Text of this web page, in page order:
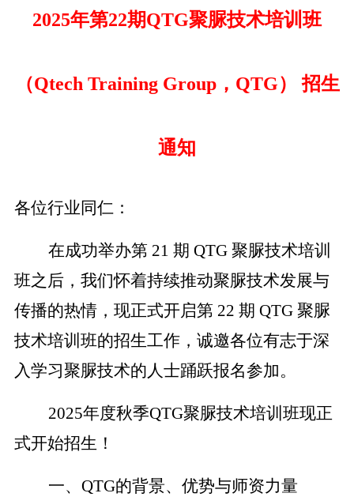
2025年第22期QTG聚脲技术培训班
（Qtech Training Group，QTG） 招生
通知
各位行业同仁：
在成功举办第 21 期 QTG 聚脲技术培训
班之后，我们怀着持续推动聚脲技术发展与
传播的热情，现正式开启第 22 期 QTG 聚脲
技术培训班的招生工作，诚邀各位有志于深
入学习聚脲技术的人士踊跃报名参加。
2025年度秋季QTG聚脲技术培训班现正
式开始招生！
一、 QTG的背景、 优势与师资力量